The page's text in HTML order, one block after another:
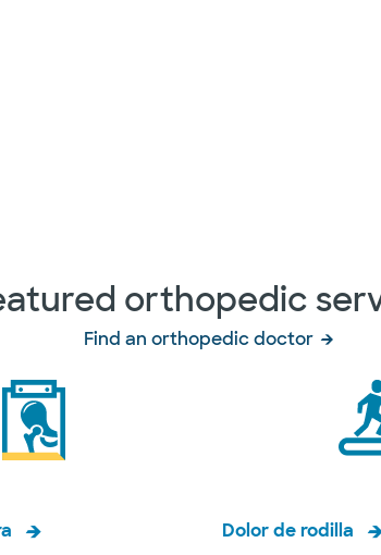
orthopedic
Find an orthopedic doctor
Dolor de rodilla